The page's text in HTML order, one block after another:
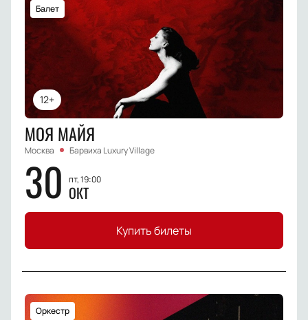
12+
Балет
МОЯ МАЙЯ
Москва Барвиха Luxury Village
30 пт, 19:00
ОКТ
Купить билеты
Оркестр